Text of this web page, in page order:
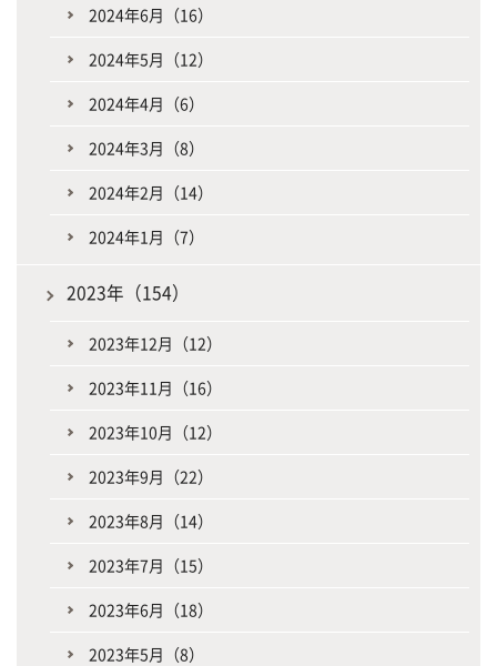
2024年6月（16）
2024年5月（12）
2024年4月（6）
2024年3月（8）
2024年2月（14）
2024年1月（7）
2023年（154）
2023年12月（12）
2023年11月（16）
2023年10月（12）
2023年9月（22）
2023年8月（14）
2023年7月（15）
2023年6月（18）
2023年5月（8）